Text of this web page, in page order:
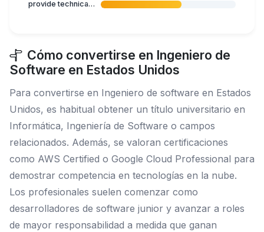
provide technical documentation
Cómo convertirse en Ingeniero de
Software en Estados Unidos
Para convertirse en Ingeniero de software en Estados
Unidos, es habitual obtener un título universitario en
Informática, Ingeniería de Software o campos
relacionados. Además, se valoran certificaciones
como AWS Certified o Google Cloud Professional para
demostrar competencia en tecnologías en la nube.
Los profesionales suelen comenzar como
desarrolladores de software junior y avanzar a roles
de mayor responsabilidad a medida que ganan